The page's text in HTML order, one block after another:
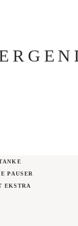
PAUSER
EKSTRA